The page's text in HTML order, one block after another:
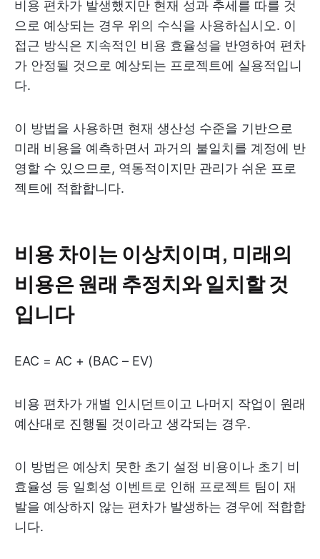
비용 편차가 발생했지만 현재 성과 추세를 따를 것
으로 예상되는 경우 위의 수식을 사용하십시오. 이
접근 방식은 지속적인 비용 효율성을 반영하여 편차
가 안정될 것으로 예상되는 프로젝트에 실용적입니
다.
이 방법을 사용하면 현재 생산성 수준을 기반으로
미래 비용을 예측하면서 과거의 불일치를 계정에 반
영할 수 있으므로, 역동적이지만 관리가 쉬운 프로
젝트에 적합합니다.
비용 차이는 이상치이며, 미래의
비용은 원래 추정치와 일치할 것
입니다
EAC = AC + (BAC – EV)
비용 편차가 개별 인시던트이고 나머지 작업이 원래
예산대로 진행될 것이라고 생각되는 경우.
이 방법은 예상치 못한 초기 설정 비용이나 초기 비
효율성 등 일회성 이벤트로 인해 프로젝트 팀이 재
발을 예상하지 않는 편차가 발생하는 경우에 적합합
니다.